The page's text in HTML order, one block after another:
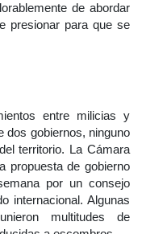
de abordar
presionar para que se
entre milicias y
dos gobiernos, ninguno
territorio. La Cámara
propuesta de gobierno
por un consejo
internacional. Algunas
multitudes de